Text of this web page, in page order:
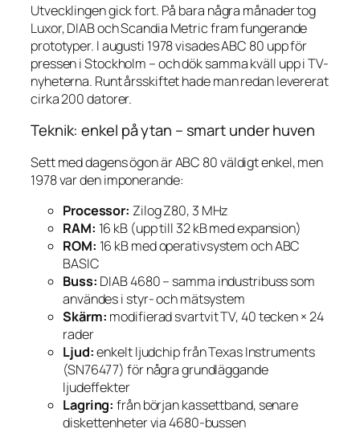
Utvecklingen gick fort. På bara några månader tog
Luxor, DIAB och Scandia Metric fram fungerande
prototyper. I augusti 1978 visades ABC 80 upp för
pressen i Stockholm – och dök samma kväll upp i TV-
nyheterna. Runt årsskiftet hade man redan levererat
cirka 200 datorer.
Teknik: enkel på ytan – smart under huven
Sett med dagens ögon är ABC 80 väldigt enkel, men
1978 var den imponerande:
Processor: Zilog Z80, 3 MHz
RAM: 16 kB (upp till 32 kB med expansion)
ROM: 16 kB med operativsystem och ABC
BASIC
Buss: DIAB 4680 – samma industribuss som
användes i styr- och mätsystem
Skärm: modifierad svartvit TV, 40 tecken × 24
rader
Ljud:enkelt ljudchip från Texas Instruments
(SN76477) för några grundläggande
ljudeffekter
Lagring: från början kassettband, senare
diskettenheter via 4680-bussen